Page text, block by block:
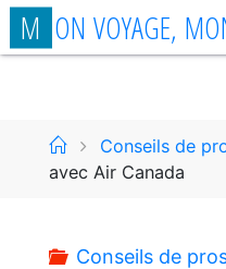
Aller
auM ON VOYAGE, MO
AccueilConseils de
avec Air Canada
Conseils de